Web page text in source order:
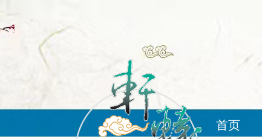
首页